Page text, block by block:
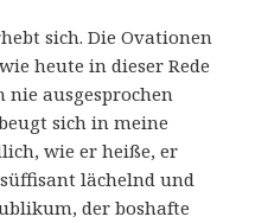
sich. Die Ovationen
heute in dieser Rede
nie ausgesprochen
sich in meine
wie er heiße, er
lächelnd und
der boshafte